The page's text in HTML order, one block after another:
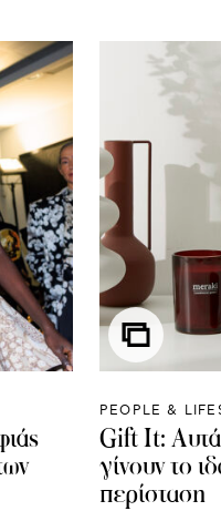
PEOPLE &
Gift It:
γίνουν το
περίσταση